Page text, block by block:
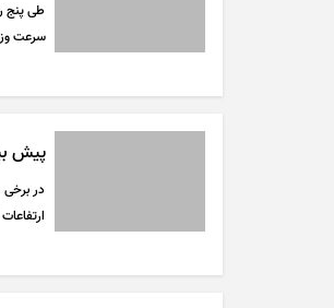
طی پنج
سرعت
پیش